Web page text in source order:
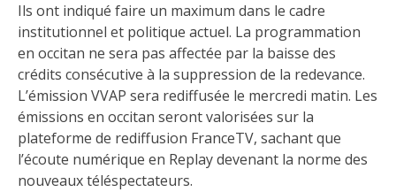
Ils ont indiqué faire un maximum dans le cadre
institutionnel et politique actuel. La programmation
en occitan ne sera pas affectée par la baisse des
crédits consécutive à la suppression de la redevance.
L’émission VVAP sera rediffusée le mercredi matin. Les
émissions en occitan seront valorisées sur la
plateforme de rediffusion FranceTV, sachant que
l’écoute numérique en Replay devenant la norme des
nouveaux téléspectateurs.